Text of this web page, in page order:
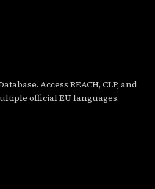
Access REACH, CLP, and
official EU languages.